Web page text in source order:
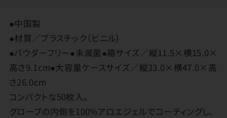
●中国製
●材質／プラスチック（ビニル）
●パウダーフリー●未滅菌●箱サイズ／縦11.5×横15.0×
高さ9.1cm●大容量ケースサイズ／縦33.0×横47.0×高
さ26.0cm
コンパクトな50枚入。
グローブの内側を100%アロエジェルでコーティングし、